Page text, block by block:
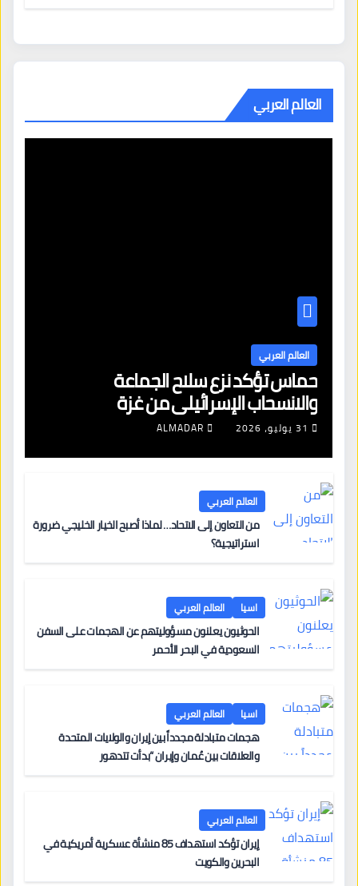
العالم العربي
العالم العربي
حماس تؤكد نزع سلاح الجماعة
والانسحاب الإسرائيلي من غزة
31 يوليو، 2026 ALMADAR
العالم العربي
من التعاون إلى الاتحاد… لماذا أصبح الخيار الخليجي ضرورة
استراتيجية؟
اسيا العالم العربي
الحوثيون يعلنون مسؤوليتهم عن الهجمات على السفن
السعودية في البحر الأحمر
اسيا العالم العربي
هجمات متبادلة مجدداً بين إيران والولايات المتحدة
والعلاقات بين عُمان وإيران “بدأت تتدهور
العالم العربي
إيران تؤكد استهداف 85 منشأة عسكرية أمريكية في
البحرين والكويت